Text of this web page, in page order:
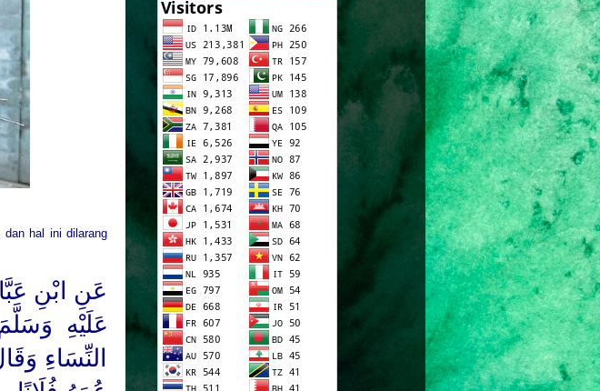
dan hal ini dilarang
عَنِ ابْنِ
عَلَيْهِ
النِّسَاءِ